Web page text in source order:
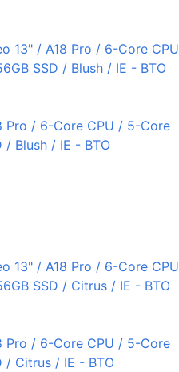
Pro / 6-Core CPU / 5-Core
/ Blush / IE - BTO
Pro / 6-Core CPU / 5-Core
/ Citrus / IE - BTO